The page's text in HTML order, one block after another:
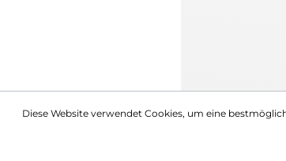
Diese Website verwendet Cookies, um eine